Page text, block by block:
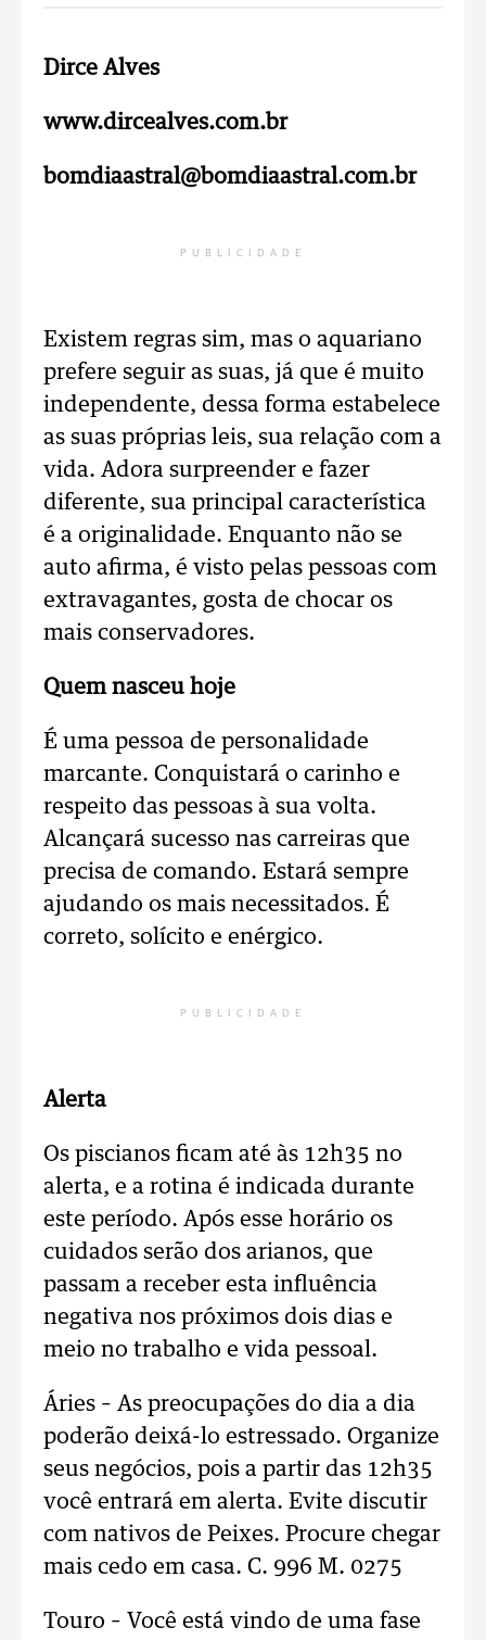
Dirce Alves
www.dircealves.com.br
bomdiaastral@bomdiaastral.com.br
PUBLICIDADE
Existem regras sim, mas o aquariano
prefere seguir as suas, já que é muito
independente, dessa forma estabelece
as suas próprias leis, sua relação com a
vida. Adora surpreender e fazer
diferente, sua principal característica
é a originalidade. Enquanto não se
auto afirma, é visto pelas pessoas com
extravagantes, gosta de chocar os
mais conservadores.
Quem nasceu hoje
É uma pessoa de personalidade
marcante. Conquistará o carinho e
respeito das pessoas à sua volta.
Alcançará sucesso nas carreiras que
precisa de comando. Estará sempre
ajudando os mais necessitados. É
correto, solícito e enérgico.
PUBLICIDADE
Alerta
Os piscianos ficam até às 12h35 no
alerta, e a rotina é indicada durante
este período. Após esse horário os
cuidados serão dos arianos, que
passam a receber esta influência
negativa nos próximos dois dias e
meio no trabalho e vida pessoal.
Áries – As preocupações do dia a dia
poderão deixá-lo estressado. Organize
seus negócios, pois a partir das 12h35
você entrará em alerta. Evite discutir
com nativos de Peixes. Procure chegar
mais cedo em casa. C. 996 M. 0275
Touro – Você está vindo de uma fase